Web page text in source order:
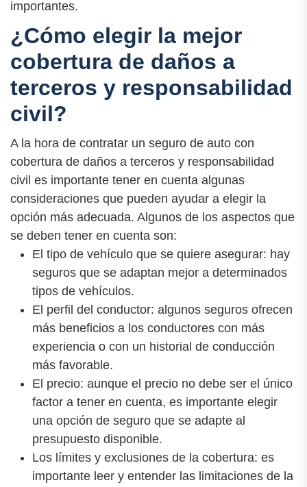
importantes.
¿Cómo elegir la mejor
cobertura de daños a
terceros y responsabilidad
civil?
A la hora de contratar un seguro de auto con
cobertura de daños a terceros y responsabilidad
civil es importante tener en cuenta algunas
consideraciones que pueden ayudar a elegir la
opción más adecuada. Algunos de los aspectos que
se deben tener en cuenta son:
El tipo de vehículo que se quiere asegurar: hay
seguros que se adaptan mejor a determinados
tipos de vehículos.
El perfil del conductor: algunos seguros ofrecen
más beneficios a los conductores con más
experiencia o con un historial de conducción
más favorable.
El precio: aunque el precio no debe ser el único
factor a tener en cuenta, es importante elegir
una opción de seguro que se adapte al
presupuesto disponible.
Los límites y exclusiones de la cobertura: es
importante leer y entender las limitaciones de la